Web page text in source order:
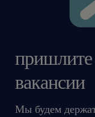
вакансии
Мы будем